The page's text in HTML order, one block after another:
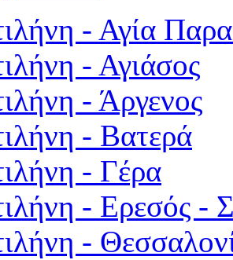
- Αγία
- Αγιάσος
- Άργενος
- Βατερά
- Γέρα
- Ερεσός -
-